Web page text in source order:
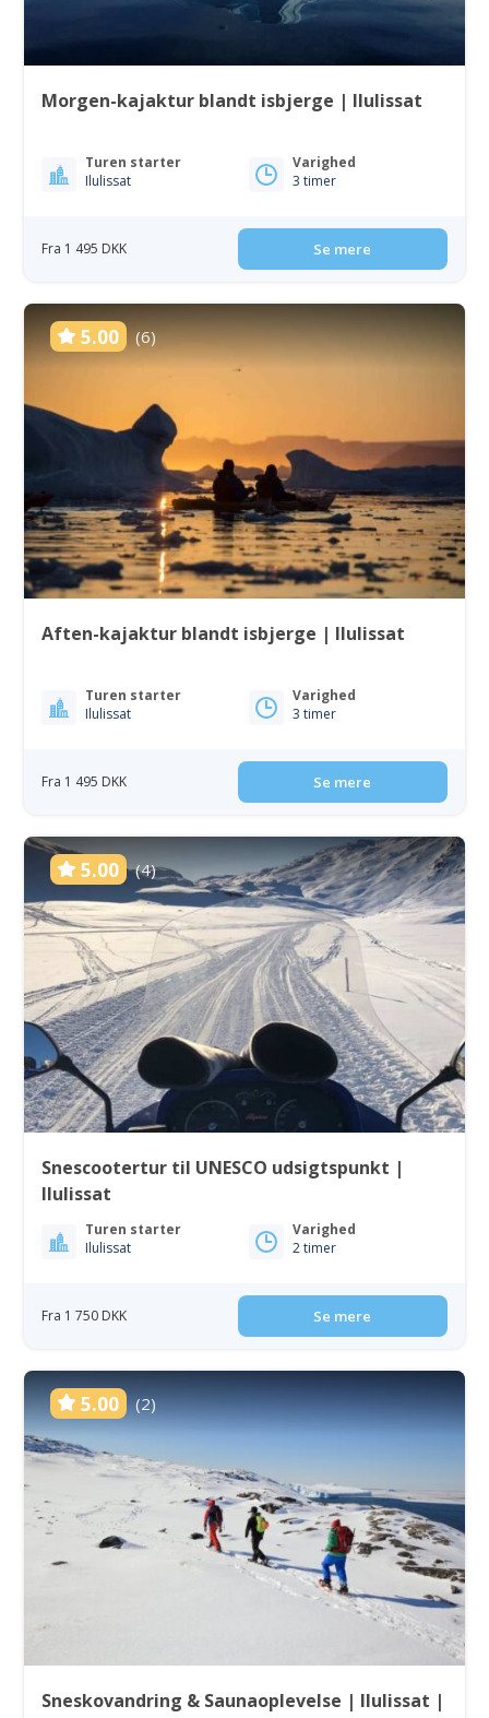
Morgen-kajaktur blandt isbjerge | Ilulissat
Turen starter
Ilulissat
Varighed
3 timer
Fra 1 495 DKK Se mere
5.00 (6)
Aften-kajaktur blandt isbjerge | Ilulissat
Turen starter
Ilulissat
Varighed
3 timer
Fra 1 495 DKK Se mere
5.00 (4)
Snescootertur til UNESCO udsigtspunkt |
Ilulissat
Turen starter
Ilulissat
Varighed
2 timer
Fra 1 750 DKK Se mere
5.00 (2)
Sneskovandring & Saunaoplevelse | Ilulissat |